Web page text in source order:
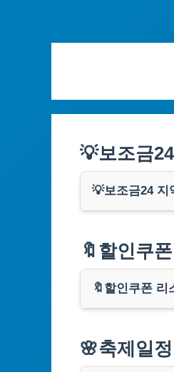
💡보조금
💡보조금24 지
부산광역시
대구광역시
인천광역시
🔖할인쿠폰
🔖할인쿠폰 리
쿠팡
🌸축제일정